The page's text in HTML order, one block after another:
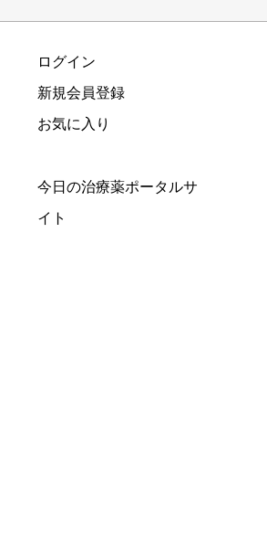
ログイン
新規会員登録
お気に入り
今日の治療薬ポータルサ
イト